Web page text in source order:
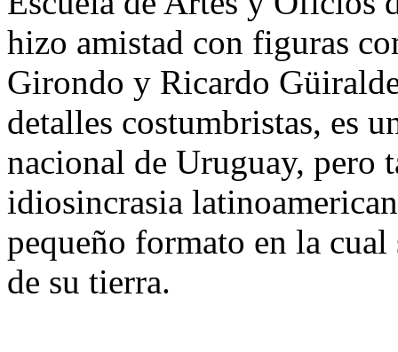
hizo amistad con figuras
Girondo y Ricardo
detalles costumbristas, es
nacional de Uruguay, pero
idiosincrasia
pequeño formato en la cual
de su tierra.